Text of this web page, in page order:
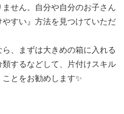
せん。自分や自分のお子さん
すい』方法を見つけていただ
、まずは大きめの箱に入れる
するなどして、片付けスキル
とをお勧めします✨